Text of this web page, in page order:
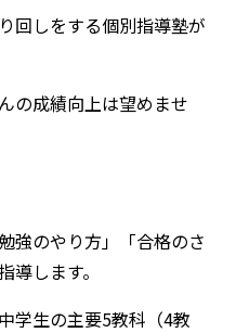
回しをする個別指導塾が
の成績向上は望めませ
強のやり方」「合格のさ
します。
学生の主要5教科（4教